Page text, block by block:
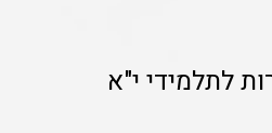
לתלמידי י"א